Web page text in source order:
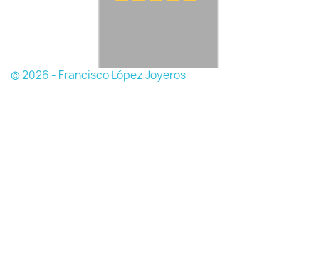
© 2026 - Francisco López Joyeros